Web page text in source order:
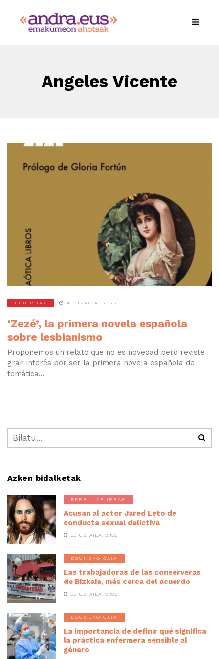
Angeles Vicente
LIBURUAK 4 OTSAILA, 2022
‘Zezé’, la primera novela española
sobre lesbianismo
Proponemos un relato que no es novedad pero reviste
gran interés por ser la primera novela española de
temática...
Azken bidalketak
BERRI LABURRAK
Acusan al actor Jared Leto de
conducta sexual delictiva
30 UZTAILA, 2026
EGUNEKO GAIA
Las trabajadoras de las conserveras
de Bizkaia, más cerca del acuerdo
30 UZTAILA, 2026
EGUNEKO GAIA
La importancia de definir qué significa
la práctica enfermera sensible al
género